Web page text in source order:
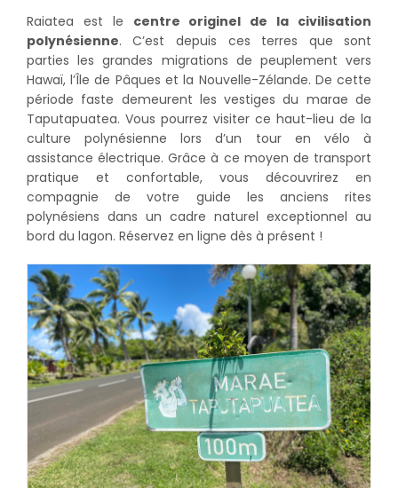
Raiatea est le centre originel de la civilisation
polynésienne. C’est depuis ces terres que sont
parties les grandes migrations de peuplement vers
Hawaï, l’Île de Pâques et la Nouvelle-Zélande. De cette
période faste demeurent les vestiges du marae de
Taputapuatea. Vous pourrez visiter ce haut-lieu de la
culture polynésienne lors d’un tour en vélo à
assistance électrique. Grâce à ce moyen de transport
pratique et confortable, vous découvrirez en
compagnie de votre guide les anciens rites
polynésiens dans un cadre naturel exceptionnel au
bord du lagon. Réservez en ligne dès à présent !